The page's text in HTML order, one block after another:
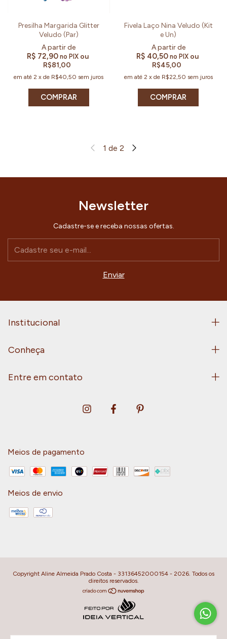
Presilha Margarida Glitter
Veludo (Par)
R$ 72,90no PIX ou
R$81,00
em até2 xde R$40,50 sem juros
COMPRAR
Fivela Laço Nina Veludo (Kit
e Un)
R$ 40,50no PIX ou
R$45,00
em até 2 x de R$22,50 sem juros
COMPRAR
1 de 2
Newsletter
Cadastre-se e receba nossas ofertas.
Institucional
Conheça
Entre em contato
Meios de pagamento
Meios de envio
Copyright Aline Almeida Prado Costa - 33136452000154 - 2026. Todos os
direitos reservados.